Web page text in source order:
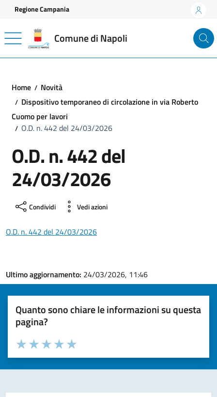
Vai ai contenuti
Vai al footer
Regione Campania
Comune di Napoli
Home
Novità
Dispositivo temporaneo di circolazione in via Roberto
Cuomo per lavori
O.D. n. 442 del 24/03/2026
O.D. n. 442 del
24/03/2026
Condividi Vedi azioni
O.D. n. 442 del 24/03/2026
Ultimo aggiornamento: 24/03/2026, 11:46
Quanto sono chiare le informazioni su questa
pagina?
Valuta la chiarezza delle informazioni (da 1 a 5 stelle)
Seleziona il numero di stelle per valutare la chiarezza delle
Valuta 5 stelle su 5
Valuta 4 stelle su 5
Valuta 3 stelle su 5
Valuta 2 stelle su 5
Valuta 1 stelle su 5